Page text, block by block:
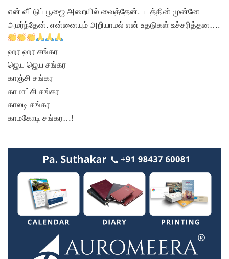
என் வீட்டுப் பூஜை அறையில் வைத்தேன். படத்தின் முன்னே
அமர்ந்தேன். என்னையும் அறியாமல் என் உதடுகள் உச்சரித்தன….
ஹர ஹர சங்கர
ஜெய ஜெய சங்கர
காஞ்சி சங்கர
காமாட்சி சங்கர
காலடி சங்கர
காமகோடி சங்கர…!